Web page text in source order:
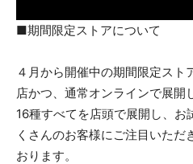
■期間限定ストアについて
４月から開催中の期間限定スト
店かつ、通常オンラインで展開
16種すべてを店頭で展開し、お
くさんのお客様にご注目いただ
おります。